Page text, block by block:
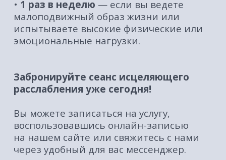
ул. В. Т. Христенко, 8
Ежедневно с 10:00 до 21:00
Все услуги
Флоатинг
Блог
Абонементы
СПА-комплексы
Корпоративным
Подарочные
Акции
Вакансии
Противопоказания
Оплата и доставка
Сервис "Подели"